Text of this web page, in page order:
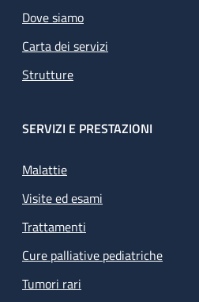
Dove siamo
Carta dei servizi
Strutture
SERVIZI E PRESTAZIONI
Malattie
Visite ed esami
Trattamenti
Cure palliative pediatriche
Tumori rari